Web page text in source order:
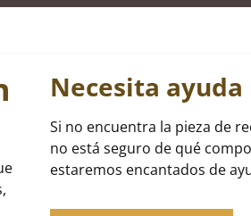
Necesita ayuda
Si no encuentra la pieza de
no está seguro de qué
estaremos encantados de